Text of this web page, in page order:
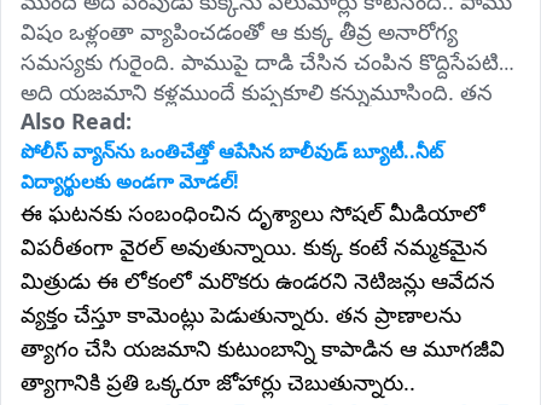
విషం ఒళ్లంతా వ్యాపించడంతో ఆ కుక్క తీవ్ర అనారోగ్య
సమస్యకు గురైంది. పాముపై దాడి చేసిన చంపిన కొద్దిసేపటికే
అది యజమాని కళ్లముందే కుప్పకూలి కన్నుమూసింది. తన
శ్వాస విడిచే వరకు కుటుంబాన్ని రక్షించాలనే తపనతో
పోరాడిన ఆ పెంపుడు కుక్క విశ్వాసాన్ని చూసి యజమాని
కుటుంబ సభ్యులు కంటతడి పెట్టారు.
Also Read:
పోలీస్ వ్యాన్‌ను ఒంతిచేత్తో ఆపేసిన బాలీవుడ్ బ్యూటీ..నీట్
విద్యార్థులకు అండగా మోడల్!
ఈ ఘటనకు సంబంధించిన దృశ్యాలు సోషల్ మీడియాలో
విపరీతంగా వైరల్ అవుతున్నాయి. కుక్క కంటే నమ్మకమైన
మిత్రుడు ఈ లోకంలో మరొకరు ఉండరని నెటిజన్లు ఆవేదన
వ్యక్తం చేస్తూ కామెంట్లు పెడుతున్నారు. తన ప్రాణాలను
త్యాగం చేసి యజమాని కుటుంబాన్ని కాపాడిన ఆ మూగజీవి
త్యాగానికి ప్రతి ఒక్కరూ జోహార్లు చెబుతున్నారు..